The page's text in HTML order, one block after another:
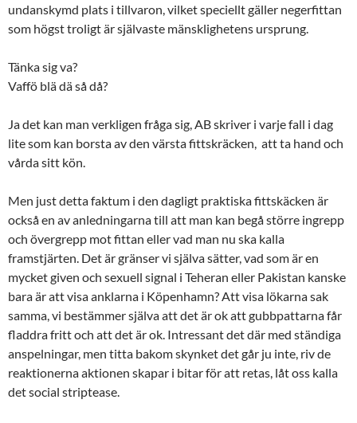
undanskymd plats i tillvaron, vilket speciellt gäller negerfittan
som högst troligt är självaste mänsklighetens ursprung.
Tänka sig va?
Vaffö blä dä så då?
Ja det kan man verkligen fråga sig, AB skriver i varje fall i dag
lite som kan borsta av den värsta fittskräcken, att ta hand och
vårda sitt kön.
Men just detta faktum i den dagligt praktiska fittskäcken är
också en av anledningarna till att man kan begå större ingrepp
och övergrepp mot fittan eller vad man nu ska kalla
framstjärten. Det är gränser vi själva sätter, vad som är en
mycket given och sexuell signal i Teheran eller Pakistan kanske
bara är att visa anklarna i Köpenhamn? Att visa lökarna sak
samma, vi bestämmer själva att det är ok att gubbpattarna får
fladdra fritt och att det är ok. Intressant det där med ständiga
anspelningar, men titta bakom skynket det går ju inte, riv de
reaktionerna aktionen skapar i bitar för att retas, låt oss kalla
det social striptease.